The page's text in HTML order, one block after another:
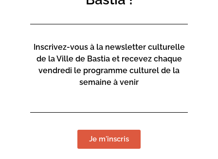
System ou encore Etienne Daho, les Rita Mitsouko et
Inscrivez-vous à la newsletter culturelle
de la Ville de Bastia et recevez chaque
vendredi le programme culturel de la
semaine à venir
Je m'inscris